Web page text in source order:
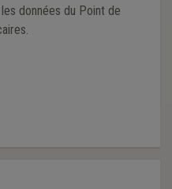
données du Point de